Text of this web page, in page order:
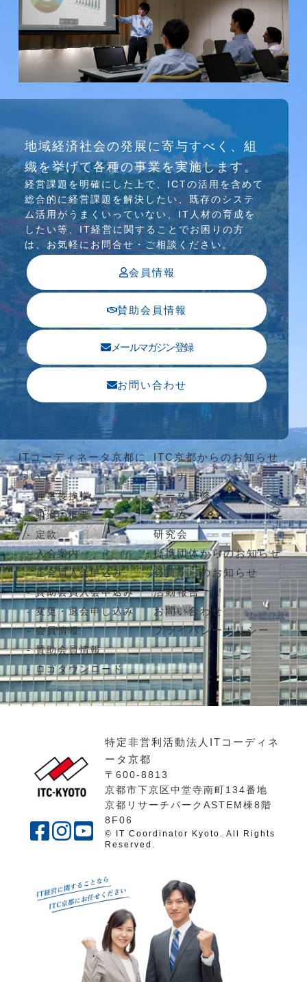
介護ソリューション研究会、WEB/SNS研究会を
行っています
地域経済社会の発展に寄与すべく、組
織を挙げて各種の事業を実施します。
経営課題を明確にした上で、ICTの活⽤を含めて
総合的に経営課題を解決したい、既存のシステ
ム活⽤がうまくいっていない、IT⼈材の育成を
したい等、IT経営に関することでお困りの⽅
は、お気軽にお問合せ・ご相談ください。
会員情報
賛助会員情報
メールマガジン登録
お問い合わせ
ITコーディネータ京都に
ついて
理事長挨拶
組織の概要
定款
入会案内
正会員入会申込み
賛助会員入会申込み
変更・退会申し込み
会員情報
賛助会員情報
ロゴダウンロード
ITC京都からのお知らせ
セミナー
ケース研修
コラム
研究会
提携団体からのお知らせ
会員からのお知らせ
活動報告
お問い合わせ
プライバシーポリシー
特定非営利活動法人ITコーディネ
ータ京都
〒600-8813
京都市下京区中堂寺南町134番地
京都リサーチパークASTEM棟8階
8F06
© IT Coordinator Kyoto. All Rights
Reserved.